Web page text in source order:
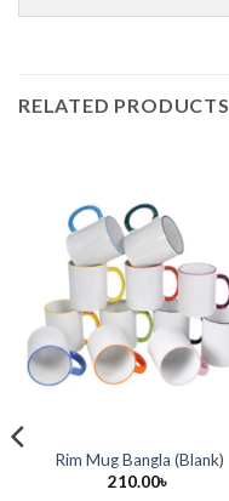
RELATED PRODUCTS
Rim Mug Bangla (Blank)
210.00৳